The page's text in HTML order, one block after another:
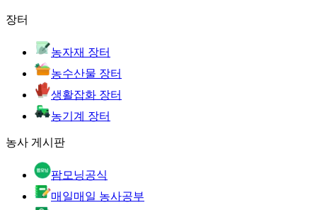
장터
농자재 장터
농수산물 장터
생활잡화 장터
농기계 장터
농사 게시판
팜모닝공식
매일매일 농사공부